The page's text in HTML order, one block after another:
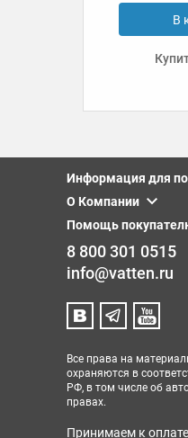
В
Информация для
О Компании
Помощь
8 800 301 0515
info@vatten.ru
Все права на
охраняются в
РФ, в том числе об
правах.
Принимаем к